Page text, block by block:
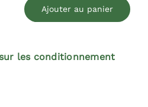
Ajouter au panier
les conditionnement